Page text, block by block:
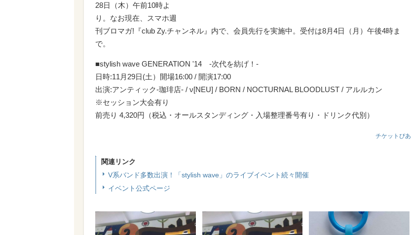
28日（木）午前10時よ
り。なお現在、スマホ週
刊ブロマガ!『club Zy.チャンネル』内で、会員先行を実施中。受付は8月4日（月）午後4時ま
で。
■stylish wave GENERATION '14 -次代を紡げ！-
日時:11月29日(土）開場16:00 / 開演17:00
出演:アンティック-珈琲店- / ν[NEU] / BORN / NOCTURNAL BLOODLUST / アルルカン
※セッション大会有り
前売り 4,320円（税込・オールスタンディング・入場整理番号有り・ドリンク代別）
チケットぴあ
関連リンク
V系バンド多数出演！「stylish wave」のライブイベント続々開催
イベント公式ページ